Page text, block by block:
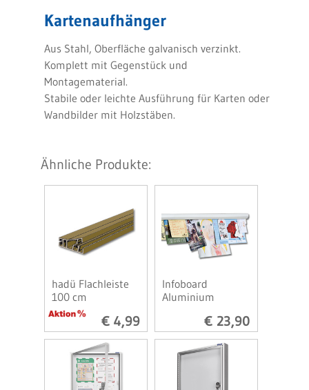
Kartenaufhänger
Aus Stahl, Oberfläche galvanisch verzinkt.
Komplett mit Gegenstück und
Montagematerial.
Stabile oder leichte Ausführung für Karten oder
Wandbilder mit Holzstäben.
Ähnliche Produkte:
hadü Flachleiste
100 cm
€ 4,99
Infoboard
Aluminium
€ 23,90